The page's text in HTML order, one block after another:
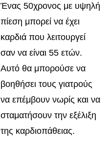
Ένας 50χρονος με υψηλή
πίεση μπορεί να έχει
καρδιά που λειτουργεί
σαν να είναι 55 ετών.
Αυτό θα μπορούσε να
βοηθήσει τους γιατρούς
να επέμβουν νωρίς και να
σταματήσουν την εξέλιξη
της καρδιοπάθειας.